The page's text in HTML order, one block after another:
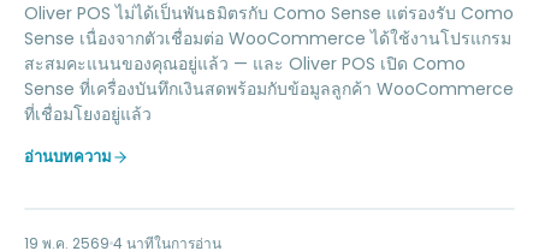
Oliver POS ไม่ได้เป็นพันธมิตรกับ Como Sense แต่รองรับ Como
Sense เนื่องจากตัวเชื่อมต่อ WooCommerce ได้ใช้งานโปรแกรม
สะสมคะแนนของคุณอยู่แล้ว — และ Oliver POS เปิด Como
Sense ที่เครื่องบันทึกเงินสดพร้อมกับข้อมูลลูกค้า WooCommerce
ที่เชื่อมโยงอยู่แล้ว
อ่านบทความ
MARKETING
19 พ.ค. 2569 4นาทีในการอ่าน